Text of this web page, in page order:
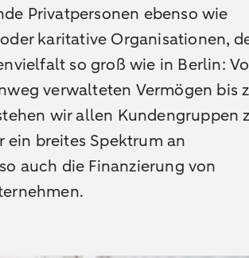
Privatpersonen ebenso wie
karitative Organisationen,
so groß wie in Berlin:
verwalteten Vermögen bis
wir allen Kundengruppen
ein breites Spektrum an
auch die Finanzierung von